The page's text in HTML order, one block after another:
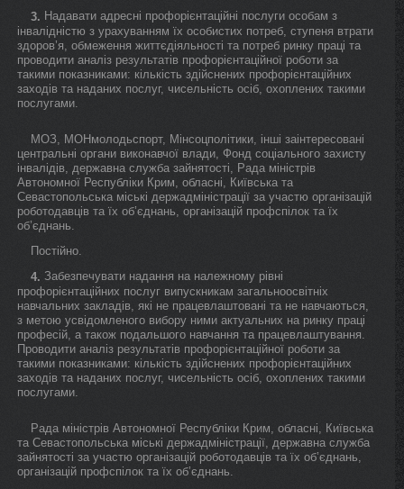
3. Надавати адресні профорієнтаційні послуги особам з
інвалідністю з урахуванням їх особистих потреб, ступеня втрати
здоров’я, обмеження життєдіяльності та потреб ринку праці та
проводити аналіз результатів профорієнтаційної роботи за
такими показниками: кількість здійснених профорієнтаційних
заходів та наданих послуг, чисельність осіб, охоплених такими
послугами.
МОЗ, МОНмолодьспорт, Мінсоцполітики, інші заінтересовані
центральні органи виконавчої влади, Фонд соціального захисту
інвалідів, державна служба зайнятості, Рада міністрів
Автономної Республіки Крим, обласні, Київська та
Севастопольська міські держадміністрації за участю організацій
роботодавців та їх об’єднань, організацій профспілок та їх
об’єднань.
Постійно.
4. Забезпечувати надання на належному рівні
профорієнтаційних послуг випускникам загальноосвітніх
навчальних закладів, які не працевлаштовані та не навчаються,
з метою усвідомленого вибору ними актуальних на ринку праці
професій, а також подальшого навчання та працевлаштування.
Проводити аналіз результатів профорієнтаційної роботи за
такими показниками: кількість здійснених профорієнтаційних
заходів та наданих послуг, чисельність осіб, охоплених такими
послугами.
Рада міністрів Автономної Республіки Крим, обласні, Київська
та Севастопольська міські держадміністрації, державна служба
зайнятості за участю організацій роботодавців та їх об’єднань,
організацій профспілок та їх об’єднань.